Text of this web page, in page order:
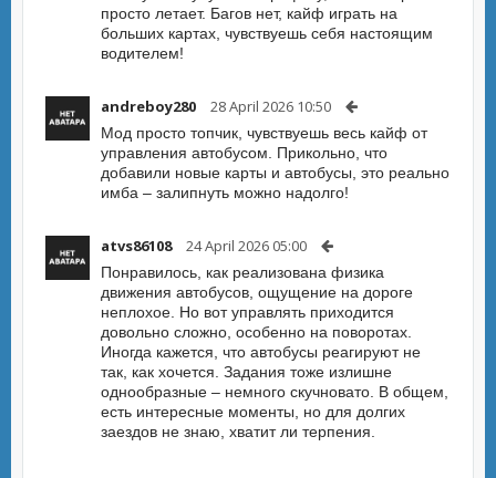
просто летает. Багов нет, кайф играть на
больших картах, чувствуешь себя настоящим
водителем!
andreboy280 28 April 2026 10:50
Мод просто топчик, чувствуешь весь кайф от
управления автобусом. Прикольно, что
добавили новые карты и автобусы, это реально
имба – залипнуть можно надолго!
atvs86108 24 April 2026 05:00
Понравилось, как реализована физика
движения автобусов, ощущение на дороге
неплохое. Но вот управлять приходится
довольно сложно, особенно на поворотах.
Иногда кажется, что автобусы реагируют не
так, как хочется. Задания тоже излишне
однообразные – немного скучновато. В общем,
есть интересные моменты, но для долгих
заездов не знаю, хватит ли терпения.